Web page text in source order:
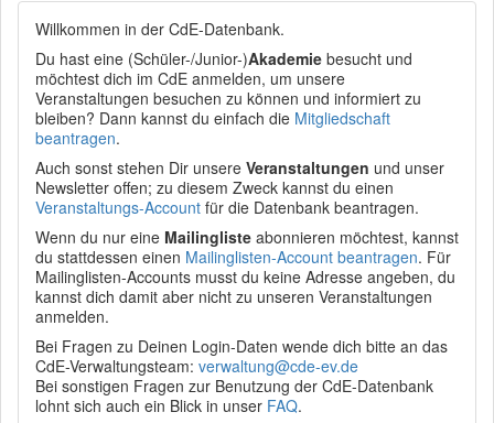
Willkommen in der CdE-Datenbank.
Du hast eine (Schüler-/Junior-)Akademie besucht und
möchtest dich im CdE anmelden, um unsere
Veranstaltungen besuchen zu können und informiert zu
bleiben? Dann kannst du einfach die Mitgliedschaft
beantragen.
Auch sonst stehen Dir unsere Veranstaltungen und unser
Newsletter offen; zu diesem Zweck kannst du einen
Veranstaltungs-Account für die Datenbank beantragen.
Wenn du nur eine Mailingliste abonnieren möchtest, kannst
du stattdessen einen Mailinglisten-Account beantragen. Für
Mailinglisten-Accounts musst du keine Adresse angeben, du
kannst dich damit aber nicht zu unseren Veranstaltungen
anmelden.
Bei Fragen zu Deinen Login-Daten wende dich bitte an das
CdE-Verwaltungsteam: verwaltung@cde-ev.de
Bei sonstigen Fragen zur Benutzung der CdE-Datenbank
lohnt sich auch ein Blick in unser FAQ.